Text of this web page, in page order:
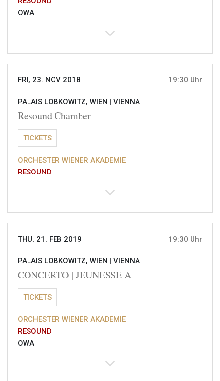
OWA
FRI, 23. NOV 2018 19:30 Uhr
PALAIS LOBKOWITZ, WIEN | VIENNA
Resound Chamber
TICKETS
ORCHESTER WIENER AKADEMIE
RESOUND
THU, 21. FEB 2019 19:30 Uhr
PALAIS LOBKOWITZ, WIEN | VIENNA
CONCERTO | JEUNESSE A
TICKETS
ORCHESTER WIENER AKADEMIE
RESOUND
OWA